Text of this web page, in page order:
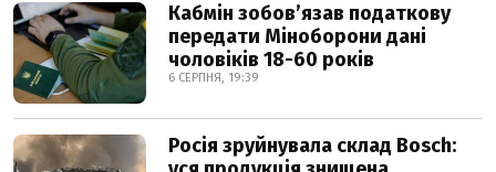
Кабмін зобовʼязав податкову
передати Міноборони дані
чоловіків 18-60 років
6 СЕРПНЯ, 19:39
Росія зруйнувала склад Bosch: